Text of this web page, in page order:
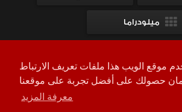
موقع الويب هذا ملفات تعريف الارتباط
حصولك على أفضل تجربة على موقعنا
معرفة المزيد
ميلودراما
contact-us سياسة الخصوصية